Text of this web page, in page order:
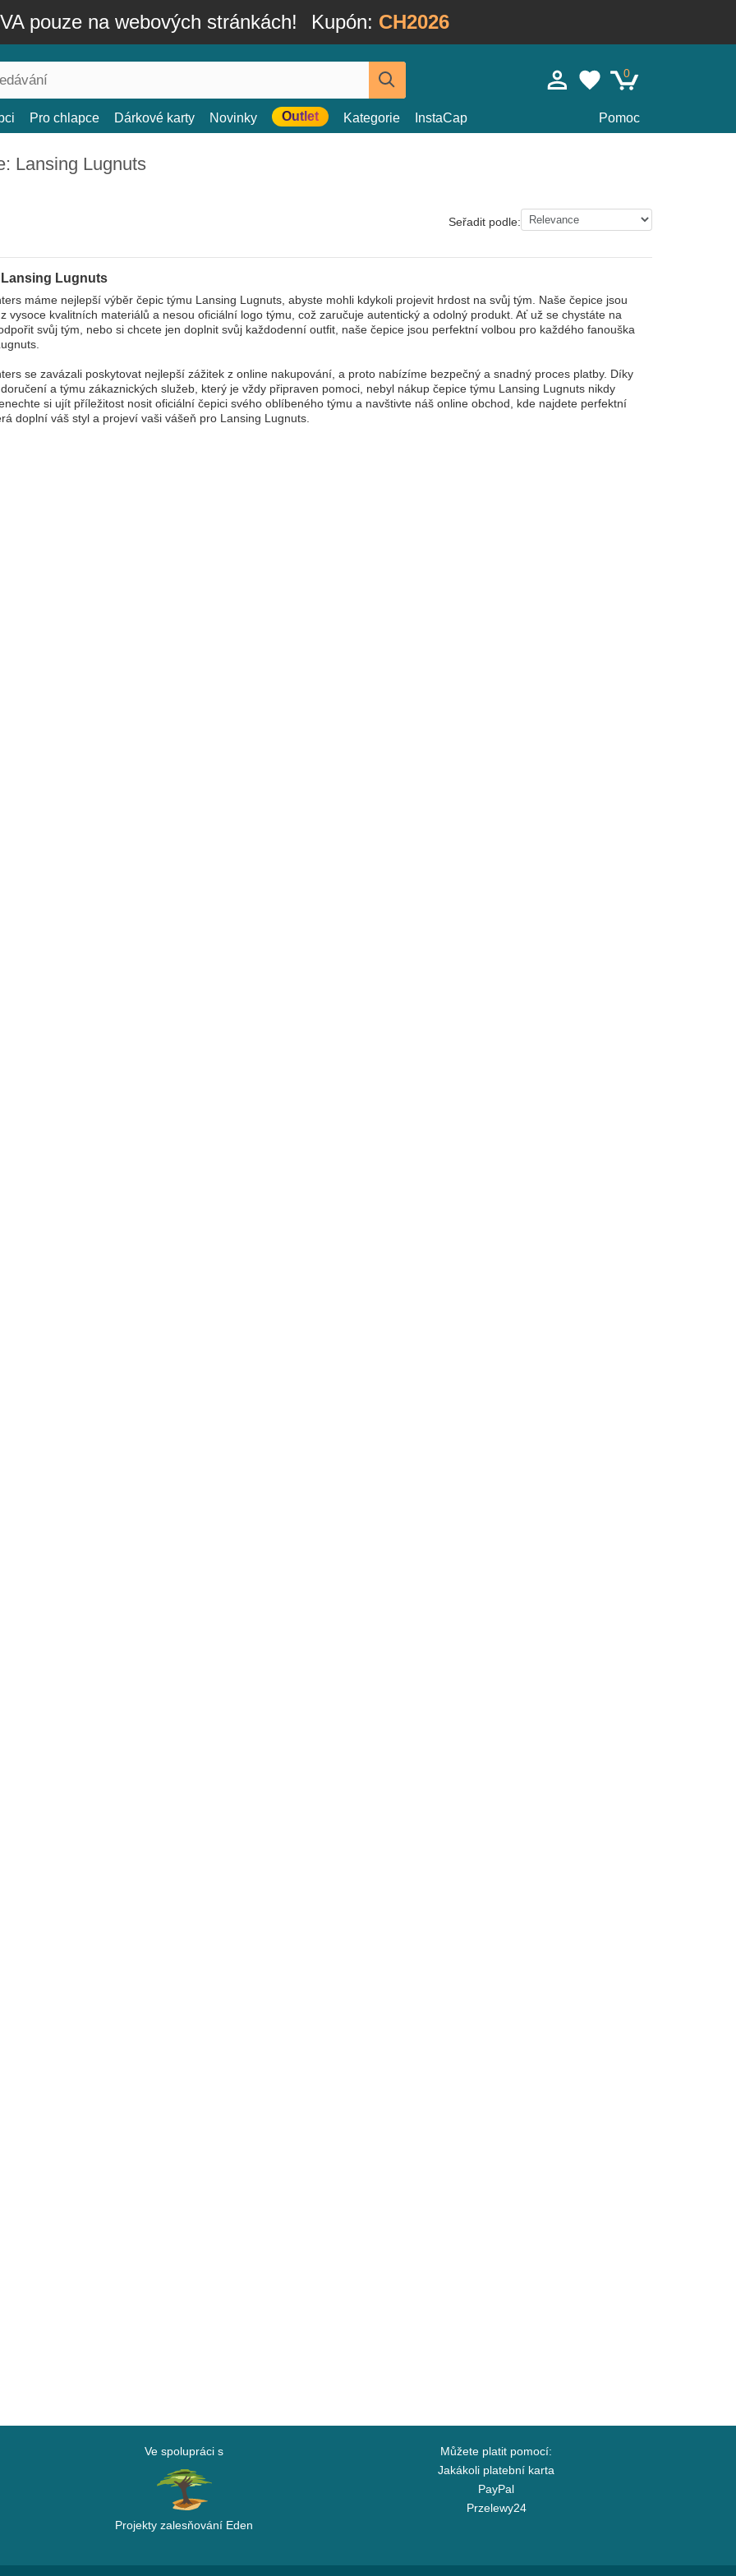
pouze na webových stránkách! Kupón: CH2026
0
Pro chlapce Dárkové karty Novinky Outlet Kategorie InstaCap Pomoc
Lansing Lugnuts
Seřadit podle:
Lugnuts
máme nejlepší výběr čepic týmu Lansing Lugnuts, abyste mohli kdykoli projevit hrdost na svůj tým. Naše čepice jsou
vysoce kvalitních materiálů a nesou oficiální logo týmu, což zaručuje autentický a odolný produkt. Ať už se chystáte na
svůj tým, nebo si chcete jen doplnit svůj každodenní outfit, naše čepice jsou perfektní volbou pro každého fanouška
se zavázali poskytovat nejlepší zážitek z online nakupování, a proto nabízíme bezpečný a snadný proces platby. Díky
a týmu zákaznických služeb, který je vždy připraven pomoci, nebyl nákup čepice týmu Lansing Lugnuts nikdy
si ujít příležitost nosit oficiální čepici svého oblíbeného týmu a navštivte náš online obchod, kde najdete perfektní
doplní váš styl a projeví vaši vášeň pro Lansing Lugnuts.
Ve spolupráci s
Projekty zalesňování Eden
Můžete platit pomocí:
Jakákoli platební karta
PayPal
Przelewy24